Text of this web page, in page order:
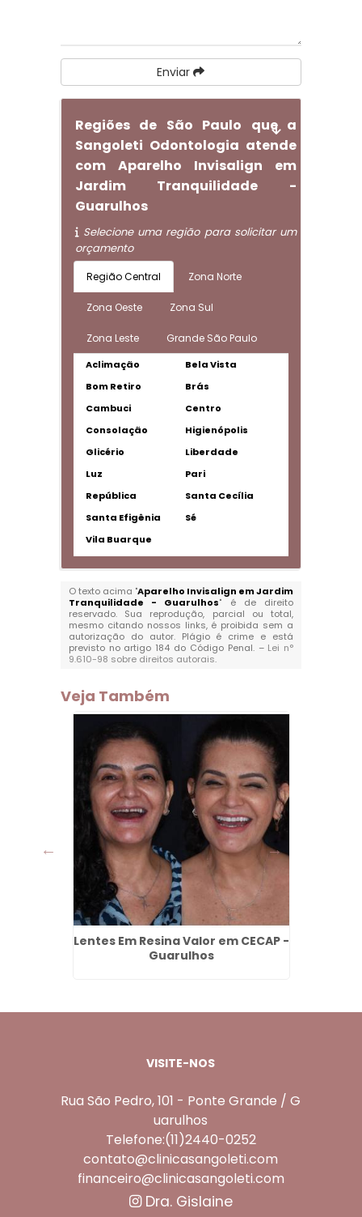
Enviar
Regiões de São Paulo que a
Sangoleti Odontologia atende
com Aparelho Invisalign em
Jardim Tranquilidade -
Guarulhos
Selecione uma região para solicitar um
orçamento
Região Central Zona Norte
Zona Oeste Zona Sul
Zona Leste Grande São Paulo
Aclimação
Bela Vista
Bom Retiro
Brás
Cambuci
Centro
Consolação
Higienópolis
Glicério
Liberdade
Luz
Pari
República
Santa Cecília
Santa Efigênia
Sé
Vila Buarque
O texto acima "Aparelho Invisalign em Jardim
Tranquilidade - Guarulhos" é de direito
reservado. Sua reprodução, parcial ou total,
mesmo citando nossos links, é proibida sem a
autorização do autor. Plágio é crime e está
previsto no artigo 184 do Código Penal. – Lei n°
9.610-98 sobre direitos autorais.
Veja Também
Lentes Em Resina Valor em CECAP -
Guarulhos
VISITE-NOS
Rua São Pedro, 101 - Ponte Grande / G
uarulhos
Telefone:(11)2440-0252
contato@clinicasangoleti.com
financeiro@clinicasangoleti.com
Dra. Gislaine